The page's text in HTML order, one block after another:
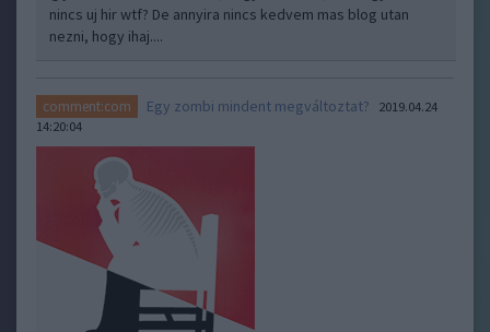
nincs uj hir wtf? De annyira nincs kedvem mas blog utan
nezni, hogy ihaj....
comment:com Egy zombi mindent megváltoztat?
2019.04.24
14:20:04